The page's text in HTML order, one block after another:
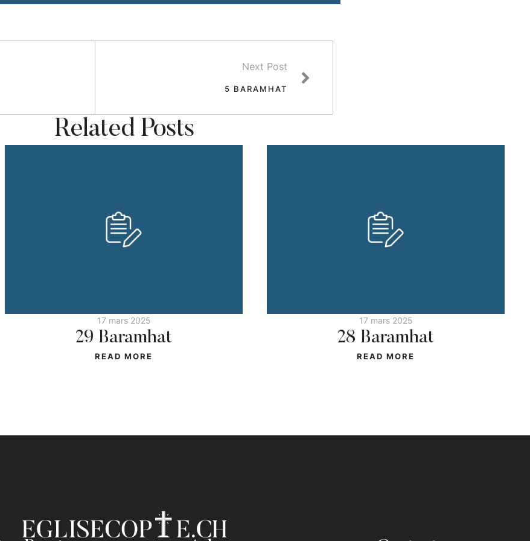
Next Post
5 BARAMHAT
Related Posts
17 mars 2025
29 Baramhat
READ MORE
17 mars 2025
28 Baramhat
READ MORE